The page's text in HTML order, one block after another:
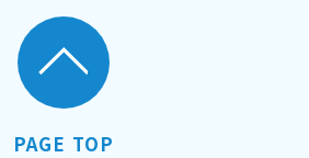
PAGE TOP